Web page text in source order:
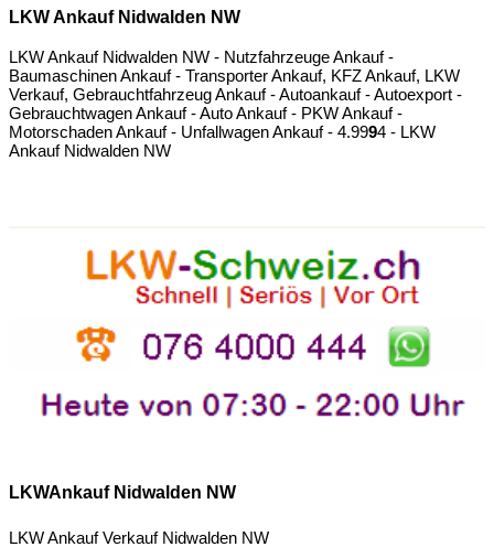
LKW Ankauf Nidwalden NW
LKW Ankauf Nidwalden NW - Nutzfahrzeuge Ankauf -
Baumaschinen Ankauf - Transporter Ankauf, KFZ Ankauf, LKW
Verkauf, Gebrauchtfahrzeug Ankauf - Autoankauf - Autoexport -
Gebrauchtwagen Ankauf - Auto Ankauf - PKW Ankauf -
Motorschaden Ankauf - Unfallwagen Ankauf - 4.9994 - LKW
Ankauf Nidwalden NW
LKWAnkauf Nidwalden NW
LKW Ankauf Verkauf Nidwalden NW